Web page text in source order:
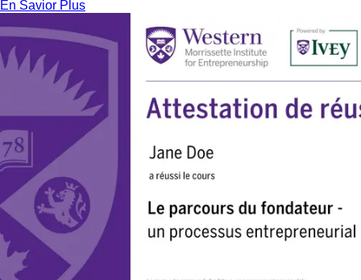
En Savior Plus